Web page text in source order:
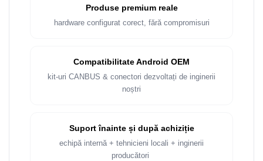
Produse premium reale
hardware configurat corect, fără compromisuri
Compatibilitate Android OEM
kit-uri CANBUS & conectori dezvoltați de inginerii
noștri
Suport înainte și după achiziție
echipă internă + tehnicieni locali + inginerii
producători